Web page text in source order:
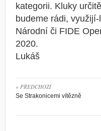
kategorii. Kluky
budeme rádi,
Národní či FIDE
2020.
Lukáš
« PŘEDCHOZÍ
Se Strakonicemi vítězně